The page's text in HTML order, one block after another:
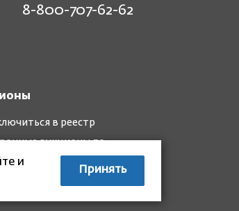
8-800-707-62-62
в реестр
аукционы по
и
Принять